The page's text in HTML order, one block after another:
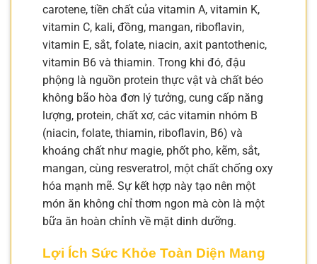
carotene, tiền chất của vitamin A, vitamin K,
vitamin C, kali, đồng, mangan, riboflavin,
vitamin E, sắt, folate, niacin, axit pantothenic,
vitamin B6 và thiamin. Trong khi đó, đậu
phộng là nguồn protein thực vật và chất béo
không bão hòa đơn lý tưởng, cung cấp năng
lượng, protein, chất xơ, các vitamin nhóm B
(niacin, folate, thiamin, riboflavin, B6) và
khoáng chất như magie, phốt pho, kẽm, sắt,
mangan, cùng resveratrol, một chất chống oxy
hóa mạnh mẽ. Sự kết hợp này tạo nên một
món ăn không chỉ thơm ngon mà còn là một
bữa ăn hoàn chỉnh về mặt dinh dưỡng.
Lợi Ích Sức Khỏe Toàn Diện Mang